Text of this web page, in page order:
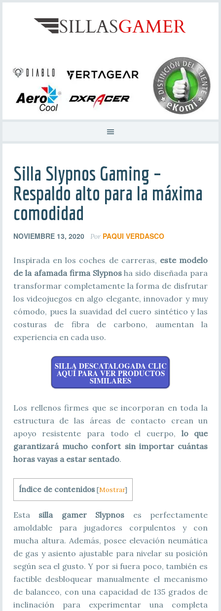
Silla Slypnos Gaming –
Respaldo alto para la máxima
comodidad
NOVIEMBRE 13, 2020 Por PAQUI VERDASCO
Inspirada en los coches de carreras, este modelo
de la afamada firma Slypnosha sido diseñada para
transformar completamente la forma de disfrutar
los videojuegos en algo elegante, innovador y muy
cómodo, pues la suavidad del cuero sintético y las
costuras de fibra de carbono, aumentan la
experiencia en cada uso.
SILLA DESCATALOGADA CLIC
AQUÍ PARA VER PRODUCTOS
SIMILARES
Los rellenos firmes que se incorporan en toda la
estructura de las áreas de contacto crean un
apoyo resistente para todo el cuerpo, lo que
garantizará mucho confort sin importar cuántas
horas vayas a estar sentado.
Índice de contenidos [Mostrar]
Esta silla gamer Slypnos es perfectamente
amoldable para jugadores corpulentos y con
mucha altura. Además, posee elevación neumática
de gas y asiento ajustable para nivelar su posición
según sea el gusto. Y por si fuera poco, también es
factible desbloquear manualmente el mecanismo
de balanceo, con una capacidad de 135 grados de
inclinación para experimentar una completa